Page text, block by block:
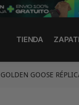
TIENDA
GOLDEN GOOSE